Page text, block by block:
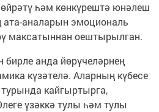
һәм көнкүрештә юнәлеш
ата-аналарын эмоциональ
максатыннан оештырылган.
анда йөрүчеләрнең
күзәтелә. Аларның күбесе
кайгыртырга,
үзәккә тулы һәм тулы